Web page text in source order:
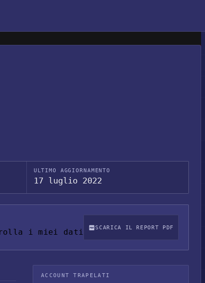
ULTIMO AGGIORNAMENTO
17 luglio 2022
i miei dati SCARICA IL REPORT PDF
ACCOUNT TRAPELATI